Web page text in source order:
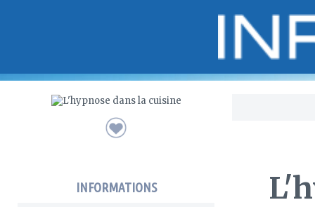
INFORMATIONS